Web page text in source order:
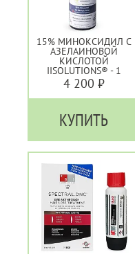
15% МИНОКСИДИЛ С
АЗЕЛАИНОВОЙ
КИСЛОТОЙ
IISOLUTIONS® - 1
МЕСЯЦ
4 200 ₽
КУПИТЬ